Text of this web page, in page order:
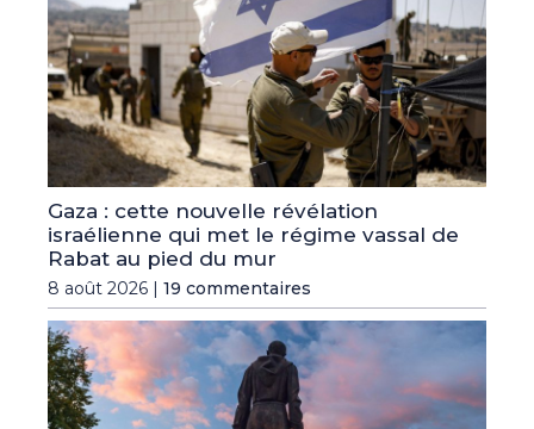
Gaza : cette nouvelle révélation
israélienne qui met le régime vassal de
Rabat au pied du mur
8 août 2026 | 19 commentaires